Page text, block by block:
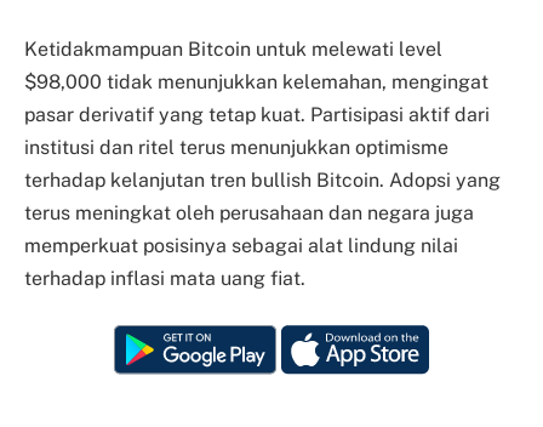
Ketidakmampuan Bitcoin untuk melewati level
$98,000 tidak menunjukkan kelemahan, mengingat
pasar derivatif yang tetap kuat. Partisipasi aktif dari
institusi dan ritel terus menunjukkan optimisme
terhadap kelanjutan tren bullish Bitcoin. Adopsi yang
terus meningkat oleh perusahaan dan negara juga
memperkuat posisinya sebagai alat lindung nilai
terhadap inflasi mata uang fiat.